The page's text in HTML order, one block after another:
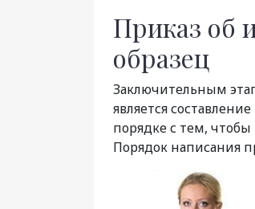
Приказ об
образец
Заключительным
является
порядке с тем,
Порядок написания